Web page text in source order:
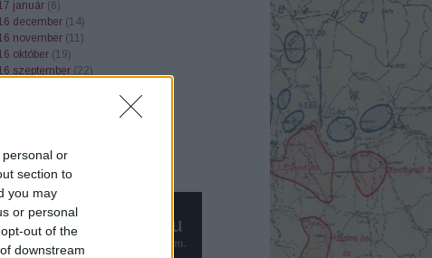
or
section to
you may
or personal
out of the
downstream
január (6)
december (14)
november (11)
október (19)
szeptember (22)
OLDALAK